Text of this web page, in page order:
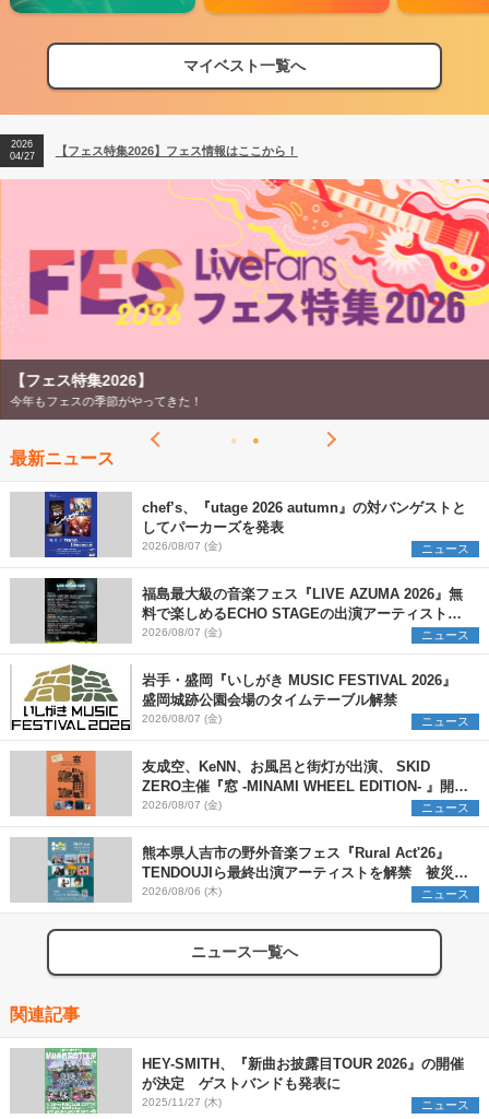
マイベスト一覧へ
【フェス特集2026】フェス情報はここから！
【ライブ動員ランキング】2026年上半期編発表！
2026
04/27
【フェス特集2026】フェス情報はここから！
2026
【ライブ動員ランキング】2026年上半期編発表！
【フェス特集2026】
今年もフェスの季節がやってきた！
最新ニュース
chef’s、『utage 2026 autumn』の対バンゲストと
してパーカーズを発表
2026/08/07 (金) ニュース
福島最大級の音楽フェス『LIVE AZUMA 2026』無
料で楽しめるECHO STAGEの出演アーティストを
発表
2026/08/07 (金) ニュース
岩手・盛岡『いしがき MUSIC FESTIVAL 2026』
盛岡城跡公園会場のタイムテーブル解禁
2026/08/07 (金) ニュース
友成空、KeNN、お風呂と街灯が出演、 SKID
ZERO主催『窓 -MINAMI WHEEL EDITION- 』開催
決定
2026/08/07 (金) ニュース
熊本県人吉市の野外音楽フェス『Rural Act'26』
TENDOUJIら最終出演アーティストを解禁 被災地
支援プロジェクトの始動も発表
2026/08/06 (木) ニュース
ニュース一覧へ
関連記事
HEY-SMITH、『新曲お披露目TOUR 2026』の開催
が決定 ゲストバンドも発表に
2025/11/27 (木) ニュース